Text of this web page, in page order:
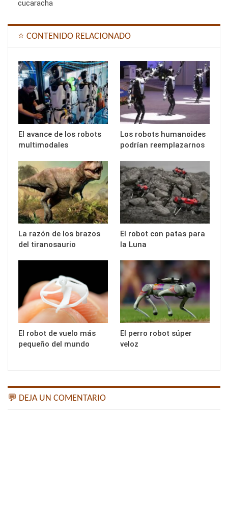
cucaracha
⭐ CONTENIDO RELACIONADO
El avance de los robots
multimodales
Los robots humanoides
podrían reemplazarnos
La razón de los brazos
del tiranosaurio
El robot con patas para
la Luna
El robot de vuelo más
pequeño del mundo
El perro robot súper
veloz
💬 DEJA UN COMENTARIO